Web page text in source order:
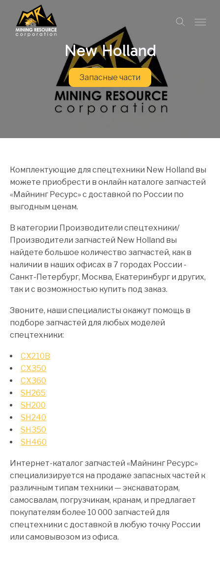
New Holland
Запасные части
Комплектующие для спецтехники New Holland вы
можете приобрести в онлайн каталоге запчастей
«Майнинг Ресурс» с доставкой по России по
выгодным ценам.
В категории Производители спецтехники/
Производители запчастей New Holland вы
найдете большое количество запчастей, как в
наличии в наших офисах в 7 городах России -
Санкт-Петербург, Москва, Екатеринбург и других,
так и с возможностью купить под заказ.
Звоните, наши специалисты окажут помощь в
подборе запчастей для любых моделей
спецтехники:
CX210B
CX350
CX360
SH265
SH200
SH240
SH350
SH460
Интернет-каталог запчастей «Майнинг Ресурс»
специализируется на продаже запасных частей к
различным типам техники — экскаваторам,
самосвалам, погрузчикам, кранам, и предлагает
покупателям более 10 000 запчастей для
спецтехники с доставкой в любую точку России
или самовывозом из офиса.